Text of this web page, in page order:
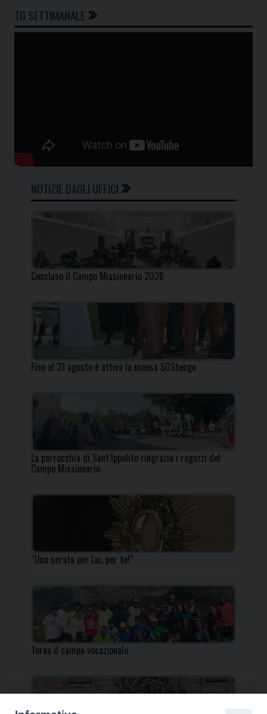
TG SETTIMANALE
NOTIZIE DAGLI UFFICI
Concluso il Campo Missionario 2026
Fino al 31 agosto è attiva la mensa SOStengo
La parrocchia di Sant’Ippolito ringrazia i ragazzi del
Campo Missionario
“Una serata per Lui, per te!”
Torna il campo vocazionale